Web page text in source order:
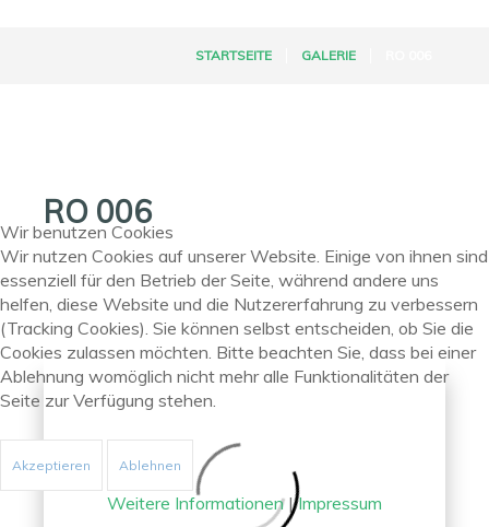
STARTSEITE GALERIE
RO 006
Previous Next
Back
to
Wir benutzen Cookies
Wir nutzen Cookies auf unserer Website. Einige von ihnen sind
essenziell für den Betrieb der Seite, während andere uns
helfen, diese Website und die Nutzererfahrung zu verbessern
(Tracking Cookies). Sie können selbst entscheiden, ob Sie die
Cookies zulassen möchten. Bitte beachten Sie, dass bei einer
Ablehnung womöglich nicht mehr alle Funktionalitäten der
Seite zur Verfügung stehen.
Akzeptieren Ablehnen
Weitere Informationen|Impressum